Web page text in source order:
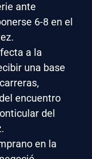
ante
6-8 en el
a la
una base
encuentro
del
en la